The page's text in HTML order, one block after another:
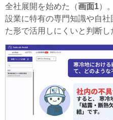
全社展開を始めた（画面1）
設業に特有の専門知識や自
た形で活用しにくいと判断し